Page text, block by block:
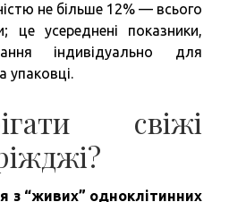
не більше 12% — всього
це усереднені показники,
індивідуально для
упаковці.
свіжі
з “живих” одноклітинних